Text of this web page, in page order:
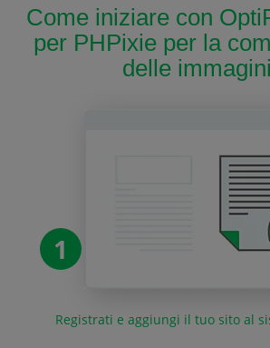
Come iniziare con
per PHPixie per la
delle
1
Registrati e aggiungi il tuo sito al